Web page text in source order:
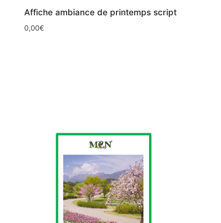
Affiche ambiance de printemps script
0,00€